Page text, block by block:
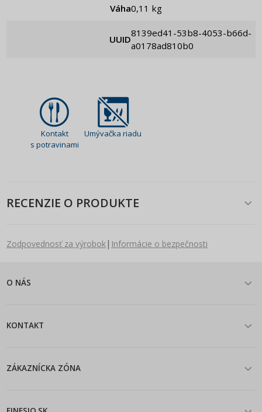
Váha 0,11 kg
UUID
8139ed41-53b8-4053-b66d-
a0178ad810b0
Kontakt
s potravinami
Umývačka riadu
RECENZIE O PRODUKTE
Zodpovednosť za výrobok| Informácie o bezpečnosti
O NÁS
KONTAKT
ZÁKAZNÍCKA ZÓNA